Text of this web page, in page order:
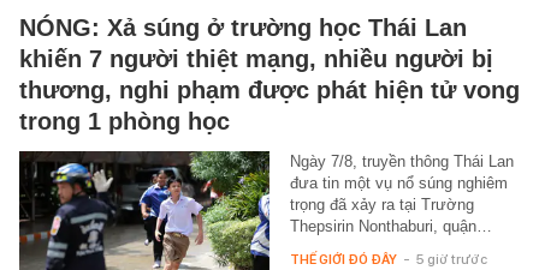
NÓNG: Xả súng ở trường học Thái Lan
khiến 7 người thiệt mạng, nhiều người bị
thương, nghi phạm được phát hiện tử vong
trong 1 phòng học
Ngày 7/8, truyền thông Thái Lan
đưa tin một vụ nổ súng nghiêm
trọng đã xảy ra tại Trường
Thepsirin Nonthaburi, quận…
THẾ GIỚI ĐÓ ĐÂY - 5 giờ trước